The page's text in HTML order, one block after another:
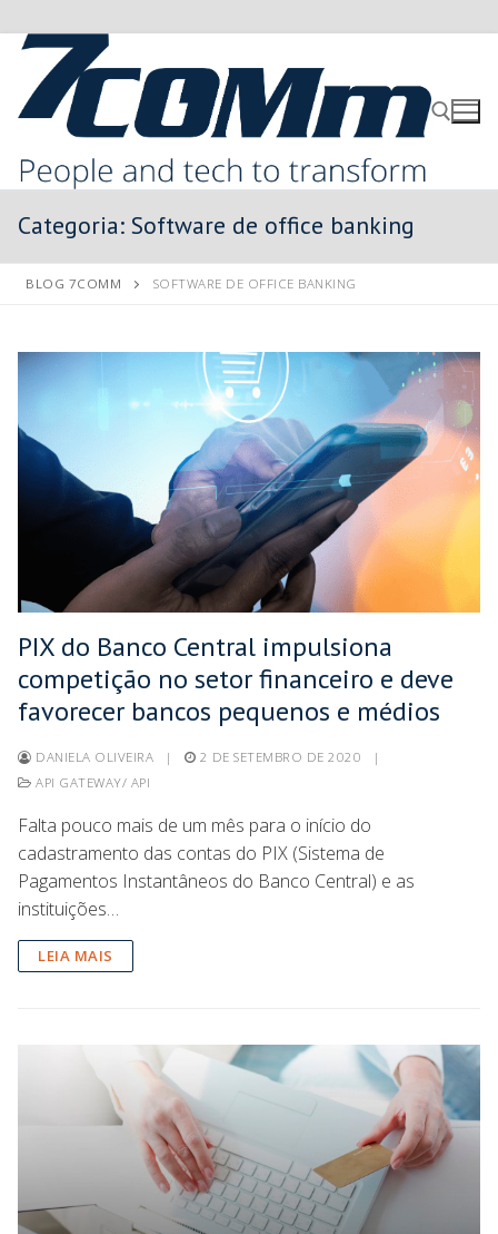
Categoria: Software de office banking
BLOG 7COMM SOFTWARE DE OFFICE BANKING
PIX do Banco Central impulsiona
competição no setor financeiro e deve
favorecer bancos pequenos e médios
DANIELA OLIVEIRA | 2 DE SETEMBRO DE 2020
|
API GATEWAY/ API
Falta pouco mais de um mês para o início do
cadastramento das contas do PIX (Sistema de
Pagamentos Instantâneos do Banco Central) e as
instituições…
LEIA MAIS